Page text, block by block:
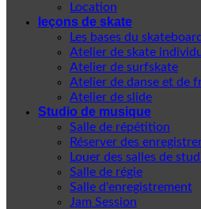
Location
leçons de skate
Les bases du
Atelier de skate
Atelier de surfskate
Atelier de danse et de
Atelier de slide
Studio de musique
Salle de répétition
Réserver des
Louer des salles de
Salle de régie
Salle d'enregistrement
Jam Session